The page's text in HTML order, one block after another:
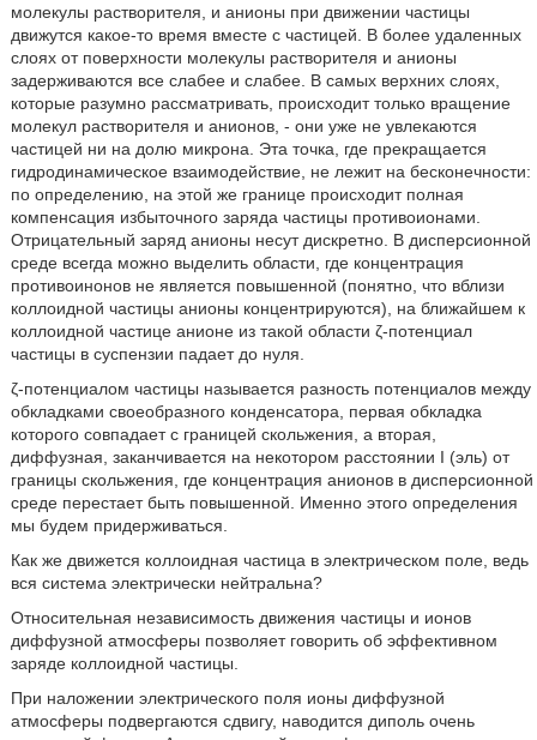
молекулы растворителя, и анионы при движении частицы
движутся какое-то время вместе с частицей. В более удаленных
слоях от поверхности молекулы растворителя и анионы
задерживаются все слабее и слабее. В самых верхних слоях,
которые разумно рассматривать, происходит только вращение
молекул растворителя и анионов, - они уже не увлекаются
частицей ни на долю микрона. Эта точка, где прекращается
гидродинамическое взаимодействие, не лежит на бесконечности:
по определению, на этой же границе происходит полная
компенсация избыточного заряда частицы противоионами.
Отрицательный заряд анионы несут дискретно. В дисперсионной
среде всегда можно выделить области, где концентрация
противоинонов не является повышенной (понятно, что вблизи
коллоидной частицы анионы концентрируются), на ближайшем к
коллоидной частице анионе из такой области ζ-потенциал
частицы в суспензии падает до нуля.
ζ-потенциалом частицы называется разность потенциалов между
обкладками своеобразного конденсатора, первая обкладка
которого совпадает с границей скольжения, а вторая,
диффузная, заканчивается на некотором расстоянии I (эль) от
границы скольжения, где концентрация анионов в дисперсионной
среде перестает быть повышенной. Именно этого определения
мы будем придерживаться.
Как же движется коллоидная частица в электрическом поле, ведь
вся система электрически нейтральна?
Относительная независимость движения частицы и ионов
диффузной атмосферы позволяет говорить об эффективном
заряде коллоидной частицы.
При наложении электрического поля ионы диффузной
атмосферы подвергаются сдвигу, наводится диполь очень